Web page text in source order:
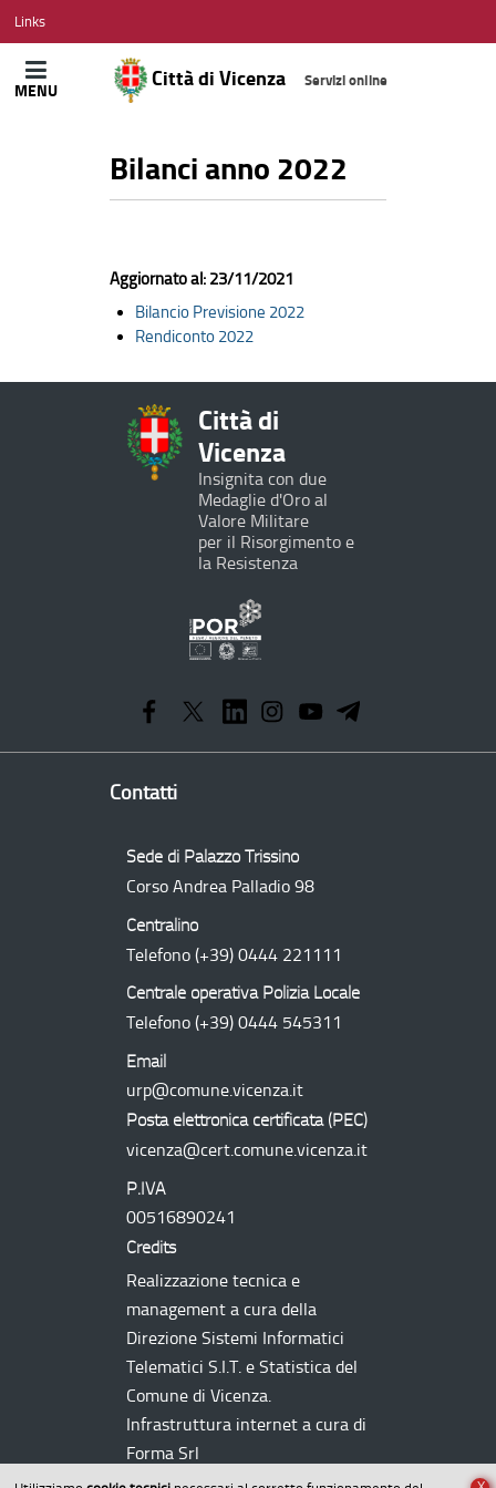
CITTÀ
DI
VICENZA
Links
Città di Vicenza Servizi online
MENU
Bilanci anno 2022
Aggiornato al: 23/11/2021
Bilancio Previsione 2022
Rendiconto 2022
Città di
Vicenza
Insignita con due
Medaglie d'Oro al
Valore Militare
per il Risorgimento e
la Resistenza
Operativo
Regionale
Contatti
Sede di Palazzo Trissino
Corso Andrea Palladio 98
Centralino
Telefono (+39) 0444 221111
Centrale operativa Polizia Locale
Telefono (+39) 0444 545311
Email
urp@comune.vicenza.it
Posta elettronica certificata (PEC)
vicenza@cert.comune.vicenza.it
P.IVA
00516890241
Credits
Realizzazione tecnica e
management a cura della
Direzione Sistemi Informatici
Telematici S.I.T. e Statistica del
Comune di Vicenza.
Infrastruttura internet a cura di
Forma Srl